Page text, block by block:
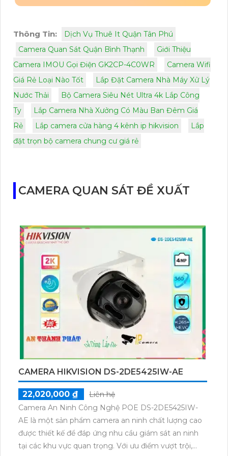
Thông Tin:
Dịch Vụ Thuê It Quận Tân Phú
Camera Quan Sát Quận Bình Thạnh
Giới Thiệu
Camera IMOU Gọi Điện GK2CP-4C0WR
Camera Wifi
Giá Rẻ Loại Nào Tốt
Lắp Đặt Camera Nhà Máy Xử Lý
Nước Thải
Bộ Camera Siêu Nét Ultra 4k Lắp Công
Ty
Lắp Camera Nhà Xưởng Có Màu Ban Đêm Giá
Rẻ
Lắp camera cửa hàng 4 kênh ip hikvision
Lắp
đặt trọn bộ camera chung cư giá rẻ
CAMERA QUAN SÁT ĐỀ XUẤT
CAMERA HIKVISION DS-2DE5425IW-AE
22,020,000 ₫
Liên hệ
Camera An Ninh Công Nghệ POE DS-2DE5425IW-
AE là một sản phẩm camera an ninh chất lượng cao
được thiết kế để đáp ứng nhu cầu giám sát an ninh
tại các khu vực quan trọng. Với ưu điểm vượt trội,